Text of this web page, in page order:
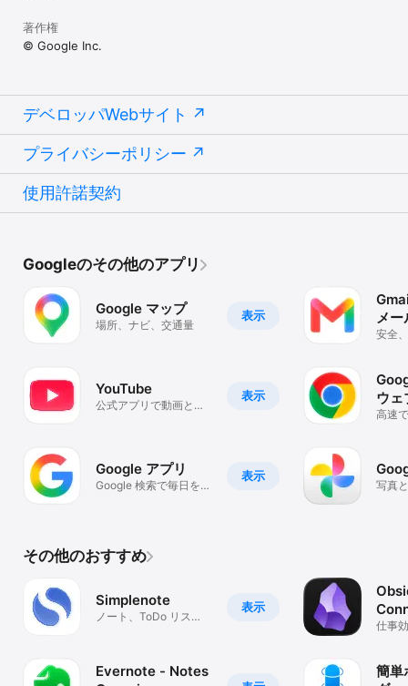
著作権
© Google Inc.
デベロッパWebサイト
プライバシーポリシー
使用許諾契約
Googleのその他のアプリ
表示
Google マップ
場所、ナビ、交通量
表示
YouTube
公式アプリで動画と音
表示
Google アプリ
Google 検索で毎日をも
メー
安全
ウェ
高速
写真
その他のおすすめ
表示
Simplenote
ノート、ToDo リス
Evernote - Notes
仕事
簡単